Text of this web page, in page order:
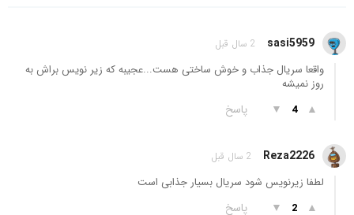
sasi5959 2 سال قبل
واقعا سریال جذاب و خوش ساختی هست...عجیبه که زیر نویس براش به
روز نمیشه
▲
4
▼ پاسخ
Reza2226 2 سال قبل
لطفا زیرنویس شود سریال بسیار جذابی است
▲
2
▼ پاسخ